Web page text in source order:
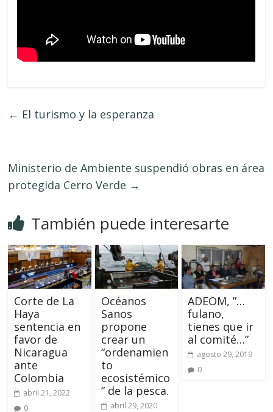
← El turismo y la esperanza
Ministerio de Ambiente suspendió obras en área
protegida Cerro Verde →
También puede interesarte
Corte de La
Haya
sentencia en
favor de
Nicaragua
ante
Colombia
abril 21, 2022
0
Océanos
Sanos
propone
crear un
“ordenamien
to
ecosistémico
” de la pesca.
abril 29, 2020
ADEOM, ”…
fulano,
tienes que ir
al comité…”
agosto 29, 2019
0